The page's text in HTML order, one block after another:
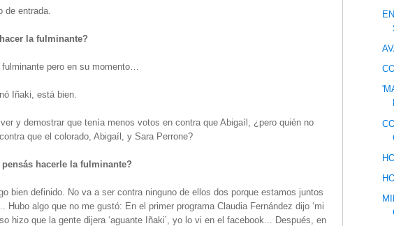
de entrada.
la fulminante?
pero en su momento…
Iñaki, está bien.
y demostrar que tenía menos votos en contra que Abigaíl, ¿pero quién no
que el colorado, Abigaíl, y Sara Perrone?
hacerle la fulminante?
bien definido. No va a ser contra ninguno de ellos dos porque estamos juntos
algo que no me gustó: En el primer programa Claudia Fernández dijo ‘mi
hizo que la gente dijera ‘aguante Iñaki’, yo lo vi en el facebook... Después, en